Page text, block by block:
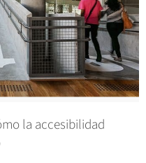
la accesibilidad